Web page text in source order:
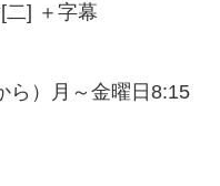
二] ＋字幕
）月～金曜日8:15